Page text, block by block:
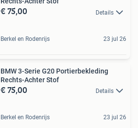
€ 75,00 Details
Berkel en Rodenrijs 23 jul 26
BMW 3-Serie G20 Portierbekleding
Rechts-Achter Stof
€ 75,00 Details
Berkel en Rodenrijs 23 jul 26